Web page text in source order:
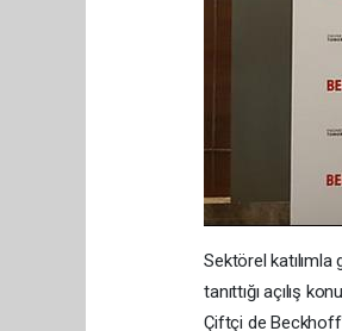
Sektörel
tanıttığı açılış
Çiftçi de